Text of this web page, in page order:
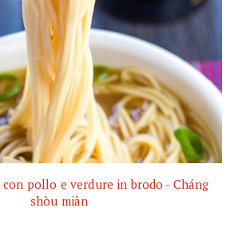
pollo e verdure in brodo - Cháng
shòu miàn